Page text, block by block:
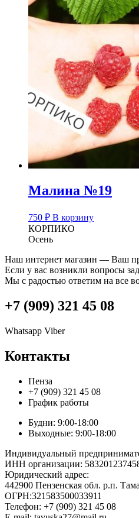
Малина №19
750 ₽ В корзину
КОРПИКО
Осень
Наш интернет магазин — Ваш
Если у вас возникли вопросы
Мы с радостью ответим на все
+7 (909) 321 45 08
Whatsapp Viber
Контакты
Пенза
+7 (909) 321 45 08
График работы
Будни: 9:00-18:00
Выходные: 9:00-18:00
Индивидуальный
ИНН организации:
Юридический адрес:
442900 Пензенская обл. р.п.
ОГРН:321583500033911
Телефон: +7 (909) 321 45 08